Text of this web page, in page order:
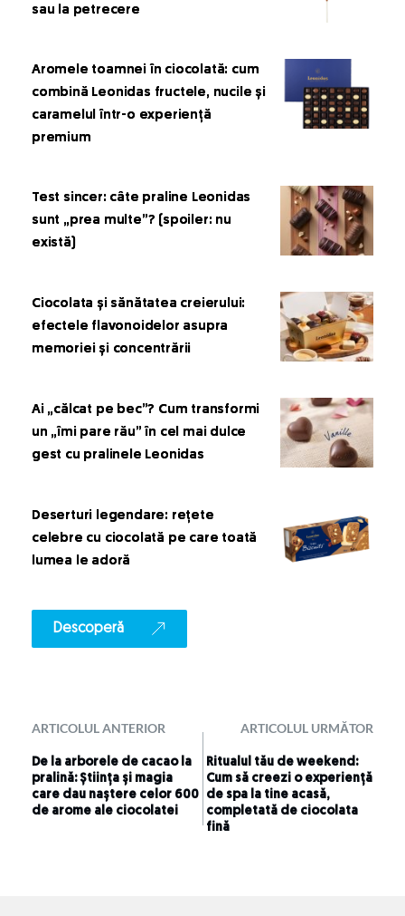
sau la petrecere
Aromele toamnei în ciocolată: cum
combină Leonidas fructele, nucile și
caramelul într-o experiență
premium
Test sincer: câte praline Leonidas
sunt „prea multe”? (spoiler: nu
există)
Ciocolata și sănătatea creierului:
efectele flavonoidelor asupra
memoriei și concentrării
Ai „călcat pe bec”? Cum transformi
un „îmi pare rău” în cel mai dulce
gest cu pralinele Leonidas
Deserturi legendare: rețete
celebre cu ciocolată pe care toată
lumea le adoră
Descoperă
ARTICOLUL ANTERIOR ARTICOLUL URMĂTOR
De la arborele de cacao la
pralină: Știința și magia
care dau naștere celor 600
de arome ale ciocolatei
Ritualul tău de weekend:
Cum să creezi o experiență
de spa la tine acasă,
completată de ciocolata
fină